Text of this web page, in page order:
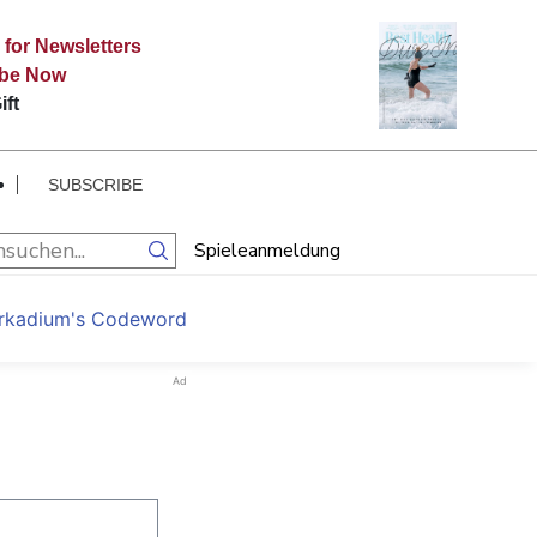
for Newsletters
Now
SUBSCRIBE
Spieleanmeldung
Codeword
Ad